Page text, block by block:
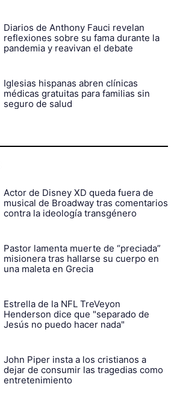
Diarios de Anthony Fauci revelan
reflexiones sobre su fama durante la
pandemia y reavivan el debate
Iglesias hispanas abren clínicas
médicas gratuitas para familias sin
seguro de salud
Actor de Disney XD queda fuera de
musical de Broadway tras comentarios
contra la ideología transgénero
Pastor lamenta muerte de “preciada”
misionera tras hallarse su cuerpo en
una maleta en Grecia
Estrella de la NFL TreVeyon
Henderson dice que "separado de
Jesús no puedo hacer nada"
John Piper insta a los cristianos a
dejar de consumir las tragedias como
entretenimiento